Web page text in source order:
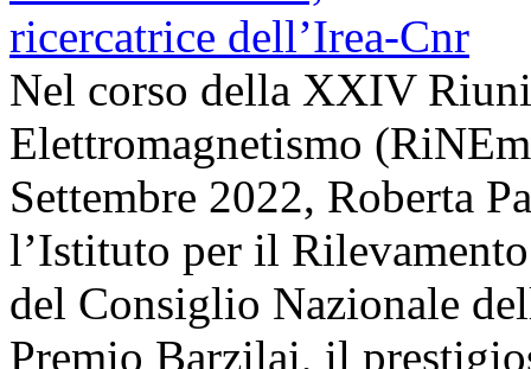
Nel corso della XXIV
Elettromagnetismo
Settembre 2022, Roberta
l’Istituto per il
del Consiglio Nazionale
Premio Barzilai, il